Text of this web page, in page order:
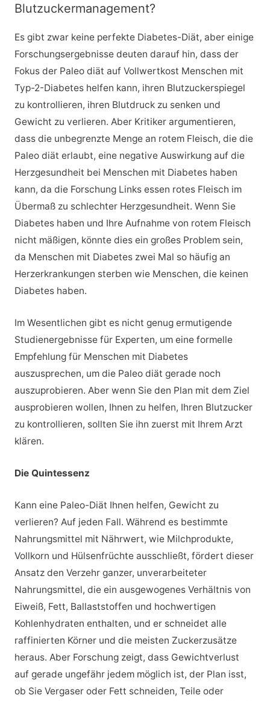
Blutzuckermanagement?
Es gibt zwar keine perfekte Diabetes-Diät, aber einige
Forschungsergebnisse deuten darauf hin, dass der
Fokus der Paleo diät auf Vollwertkost Menschen mit
Typ-2-Diabetes helfen kann, ihren Blutzuckerspiegel
zu kontrollieren, ihren Blutdruck zu senken und
Gewicht zu verlieren. Aber Kritiker argumentieren,
dass die unbegrenzte Menge an rotem Fleisch, die die
Paleo diät erlaubt, eine negative Auswirkung auf die
Herzgesundheit bei Menschen mit Diabetes haben
kann, da die Forschung Links essen rotes Fleisch im
Übermaß zu schlechter Herzgesundheit. Wenn Sie
Diabetes haben und Ihre Aufnahme von rotem Fleisch
nicht mäßigen, könnte dies ein großes Problem sein,
da Menschen mit Diabetes zwei Mal so häufig an
Herzerkrankungen sterben wie Menschen, die keinen
Diabetes haben.
Im Wesentlichen gibt es nicht genug ermutigende
Studienergebnisse für Experten, um eine formelle
Empfehlung für Menschen mit Diabetes
auszusprechen, um die Paleo diät gerade noch
auszuprobieren. Aber wenn Sie den Plan mit dem Ziel
ausprobieren wollen, Ihnen zu helfen, Ihren Blutzucker
zu kontrollieren, sollten Sie ihn zuerst mit Ihrem Arzt
klären.
Die Quintessenz
Kann eine Paleo-Diät Ihnen helfen, Gewicht zu
verlieren? Auf jeden Fall. Während es bestimmte
Nahrungsmittel mit Nährwert, wie Milchprodukte,
Vollkorn und Hülsenfrüchte ausschließt, fördert dieser
Ansatz den Verzehr ganzer, unverarbeiteter
Nahrungsmittel, die ein ausgewogenes Verhältnis von
Eiweiß, Fett, Ballaststoffen und hochwertigen
Kohlenhydraten enthalten, und er schneidet alle
raffinierten Körner und die meisten Zuckerzusätze
heraus. Aber Forschung zeigt, dass Gewichtverlust
auf gerade ungefähr jedem möglich ist, der Plan isst,
ob Sie Vergaser oder Fett schneiden, Teile oder